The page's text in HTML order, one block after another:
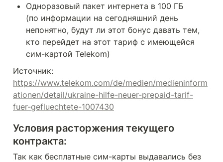
Одноразовый пакет интернета в 100 ГБ
(по информации на сегодняшний день
непонятно, будут ли этот бонус давать тем,
кто перейдет на этот тариф c имеющейся
сим-картой Telekom)
https://www.telekom.com/de/medien/medieninform
ationen/detail/ukraine-hilfe-neuer-prepaid-tarif-
fuer-gefluechtete-1007430
Условия расторжения текущего
контракта:
Так как бесплатные сим-карты выдавались без